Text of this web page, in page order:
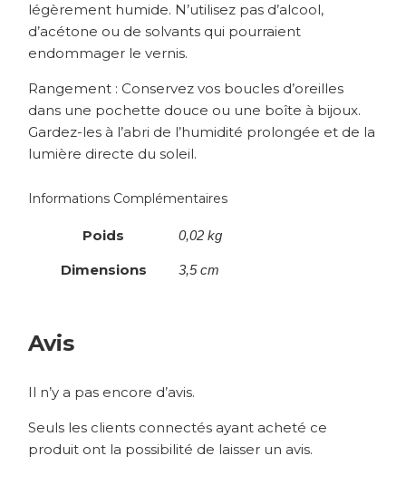
légèrement humide. N’utilisez pas d’alcool,
d’acétone ou de solvants qui pourraient
endommager le vernis.
Rangement : Conservez vos boucles d’oreilles
dans une pochette douce ou une boîte à bijoux.
Gardez-les à l’abri de l’humidité prolongée et de la
lumière directe du soleil.
Informations Complémentaires
Poids 0,02 kg
Dimensions 3,5 cm
Avis
Il n’y a pas encore d’avis.
Seuls les clients connectés ayant acheté ce
produit ont la possibilité de laisser un avis.